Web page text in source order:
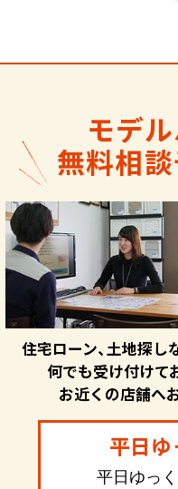
モデ
無料相
住宅ローン、土地探
何でも受け付けて
お近くの店舗へ
平日
平日ゆっ